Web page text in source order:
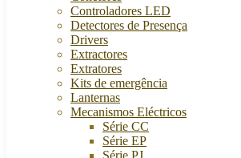
Controladores LED
Detectores de Presença
Drivers
Extractores
Extratores
Kits de emergência
Lanternas
Mecanismos Eléctricos
Série CC
Série EP
Série PJ